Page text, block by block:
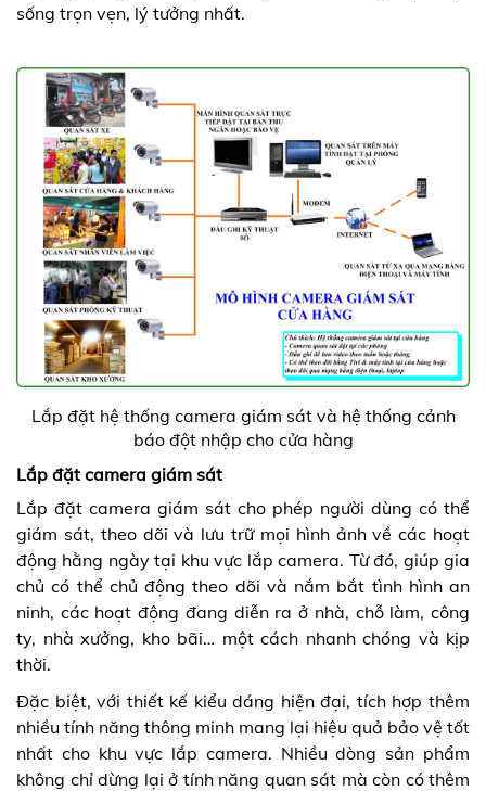
sống trọn vẹn, lý tưởng nhất.
Lắp đặt hệ thống camera giám sát và hệ thống cảnh
báo đột nhập cho cửa hàng
Lắp đặt camera giám sát
Lắp đặt camera giám sát cho phép người dùng có thể
giám sát, theo dõi và lưu trữ mọi hình ảnh về các hoạt
động hằng ngày tại khu vực lắp camera. Từ đó, giúp gia
chủ có thể chủ động theo dõi và nắm bắt tình hình an
ninh, các hoạt động đang diễn ra ở nhà, chỗ làm, công
ty, nhà xưởng, kho bãi… một cách nhanh chóng và kịp
thời.
Đặc biệt, với thiết kế kiểu dáng hiện đại, tích hợp thêm
nhiều tính năng thông minh mang lại hiệu quả bảo vệ tốt
nhất cho khu vực lắp camera. Nhiều dòng sản phẩm
không chỉ dừng lại ở tính năng quan sát mà còn có thêm